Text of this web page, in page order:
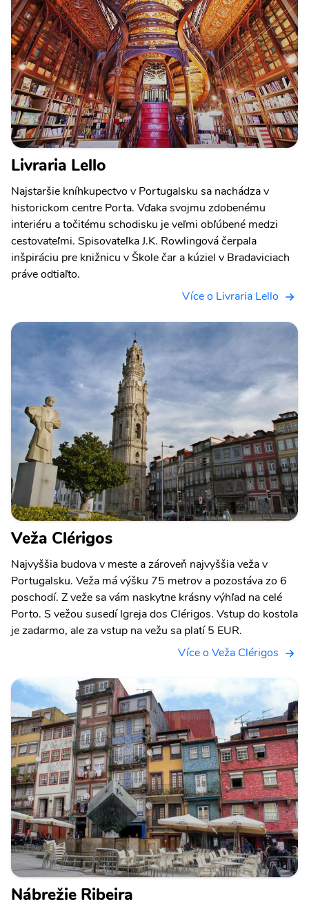
Livraria Lello
Najstaršie kníhkupectvo v Portugalsku sa nachádza v
historickom centre Porta. Vďaka svojmu zdobenému
interiéru a točitému schodisku je veľmi obľúbené medzi
cestovateľmi. Spisovateľka J.K. Rowlingová čerpala
inšpiráciu pre knižnicu v Škole čar a kúziel v Bradaviciach
práve odtiaľto.
Více o Livraria Lello
Veža Clérigos
Najvyššia budova v meste a zároveň najvyššia veža v
Portugalsku. Veža má výšku 75 metrov a pozostáva zo 6
poschodí. Z veže sa vám naskytne krásny výhľad na celé
Porto. S vežou susedí Igreja dos Clérigos. Vstup do kostola
je zadarmo, ale za vstup na vežu sa platí 5 EUR.
Více o Veža Clérigos
Nábrežie Ribeira